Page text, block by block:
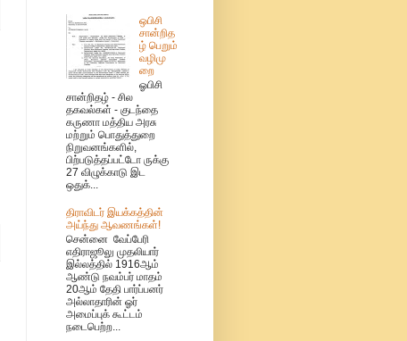
ஒபிசி
சான்றித
ழ் பெறும்
வழிமு
றை
ஓபிசி
சான்றிதழ் - சில
தகவல்கள் - குடந்தை
கருணா மத்திய அரசு
மற்றும் பொதுத்துறை
நிறுவனங்களில்,
பிற்படுத்தப்பட்டோ ருக்கு
27 விழுக்காடு இட
ஒதுக்...
திராவிடர் இயக்கத்தின்
அய்ந்து ஆவணங்கள்!
சென்னை வேப்பேரி
எதிராஜூலு முதலியார்
இல்லத்தில் 1916ஆம்
ஆண்டு நவம்பர் மாதம்
20ஆம் தேதி பார்ப்பனர்
அல்லாதாரின் ஓர்
அமைப்புக் கூட்டம்
நடைபெற்ற...